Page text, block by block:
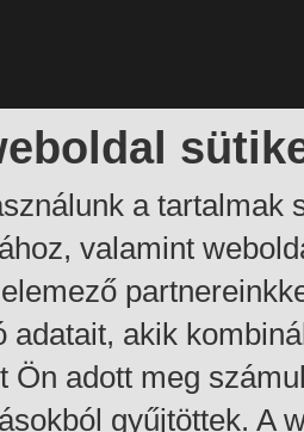
a tartalmak
valamint
adatait, akik
Ön adott meg
gyűjtöttek. A